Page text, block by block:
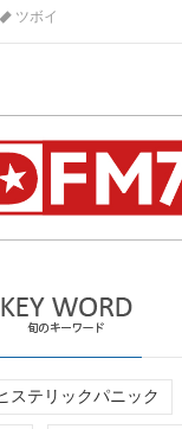
ツボイ
ステリックパニック